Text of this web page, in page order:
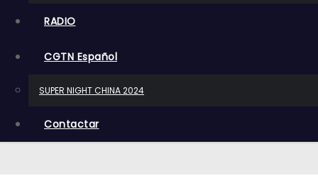
RADIO
CGTN Español
SUPER NIGHT CHINA 2024
Contactar